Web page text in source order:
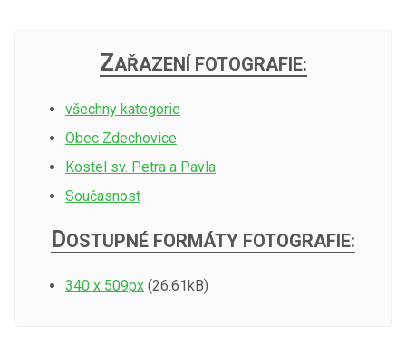
ZAŘAZENÍ FOTOGRAFIE:
všechny kategorie
Obec Zdechovice
Kostel sv. Petra a Pavla
Současnost
DOSTUPNÉ FORMÁTY FOTOGRAFIE:
340 x 509px (26.61kB)